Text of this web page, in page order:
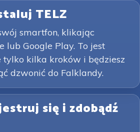
TELZ
smartfon, klikając
lub Google Play. To jest
tylko kilka kroków i będziesz
dzwonić do Falklandy.
się i zdobądź